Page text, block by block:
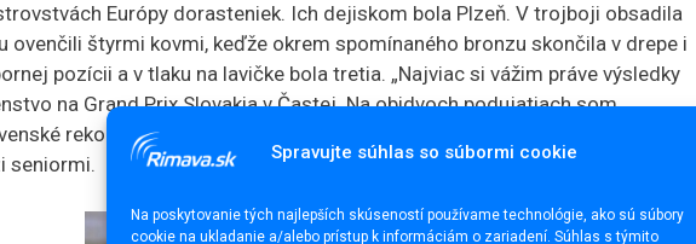
Spravujte súhlas so súbormi cookie
Na poskytovanie tých najlepších skúseností používame technológie, ako sú súbory
cookie na ukladanie a/alebo prístup k informáciám o zariadení. Súhlas s týmito
Európy dorasteniek. Ich dejiskom bola Plzeň. V trojboji obsadila
ovenčili štyrmi kovmi, keďže okrem spomínaného bronzu skončila v drepe i
pozícii a v tlaku na lavičke bola tretia. „Najviac si vážim práve výsledky
na Grand Prix Slovakia v Častej. Na obidvoch podujatiach som
rekordy,“ povedala Slížová. Jej brat Kristián je reprezentantom
seniormi.